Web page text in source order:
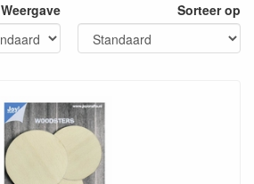
Weergave Sorteer op